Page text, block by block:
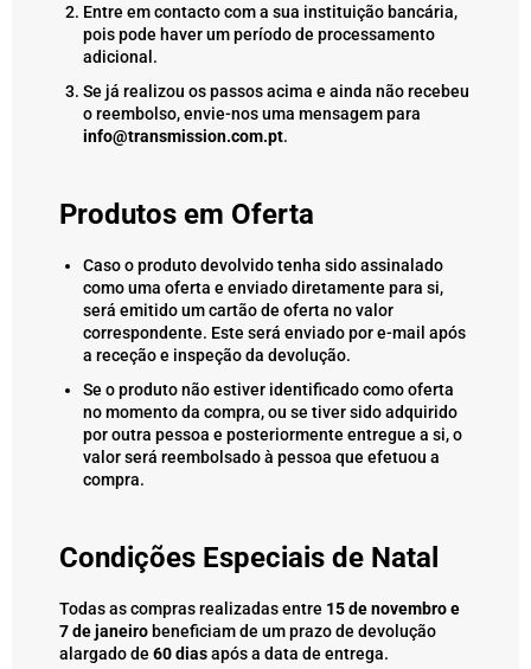
Entre em contacto com a sua instituição bancária,
pois pode haver um período de processamento
adicional.
Se já realizou os passos acima e ainda não recebeu
o reembolso, envie-nos uma mensagem para
info@transmission.com.pt.
Produtos em Oferta
Caso o produto devolvido tenha sido assinalado
como uma oferta e enviado diretamente para si,
será emitido um cartão de oferta no valor
correspondente. Este será enviado por e-mail após
a receção e inspeção da devolução.
Se o produto não estiver identificado como oferta
no momento da compra, ou se tiver sido adquirido
por outra pessoa e posteriormente entregue a si, o
valor será reembolsado à pessoa que efetuou a
compra.
Condições Especiais de Natal
Todas as compras realizadas entre 15 de novembro e
7 de janeiro beneficiam de um prazo de devolução
alargado de 60 diasapós a data de entrega.